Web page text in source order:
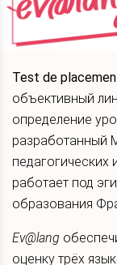
Test de
объективный
определение
разработанный
педагогических
работает под
образования
Ev@lang
оценку трёх